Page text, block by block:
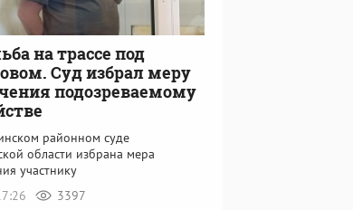
на трассе под
Суд избрал меру
подозреваемому
районном суде
области избрана мера
участнику
3397